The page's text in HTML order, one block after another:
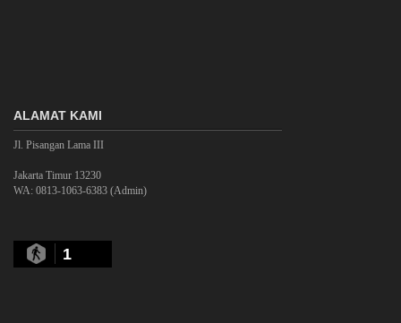
ALAMAT KAMI
Jl. Pisangan Lama III
Jakarta Timur 13230
WA: 0813-1063-6383 (Admin)
1